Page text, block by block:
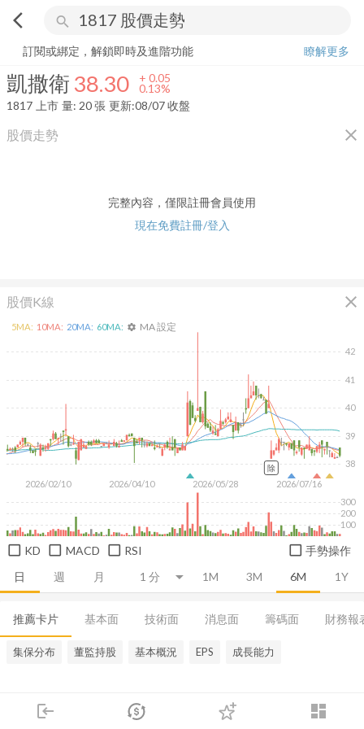
arrow_back_ios search
login dashboard
市場 登入
凱撒衛 38.30 + 0.13%
訂閱或綁定，解鎖即時及進階功能
瞭解更多
凱撒衛 38.30 + 0.05
0.13%
1817 上市 量: 20張 更新:08/07 收盤
股價走勢 close
完整內容，僅限註冊會員使用
現在免費註冊/登入
股價K線 close
日 週 月 1M 3M 6M 1Y
2026/02/10 2026/04/10 2026/05/28 2026/07/16
38
39
40
41
42
100
200
300
5MA: 10MA: 20MA: 60MA: settings MA 設定
除
KD MACD RSI 手勢操作
推薦卡片 基本面 技術面 消息面 籌碼面 財務報
集保分布 董監持股 基本概況 EPS 成長能力